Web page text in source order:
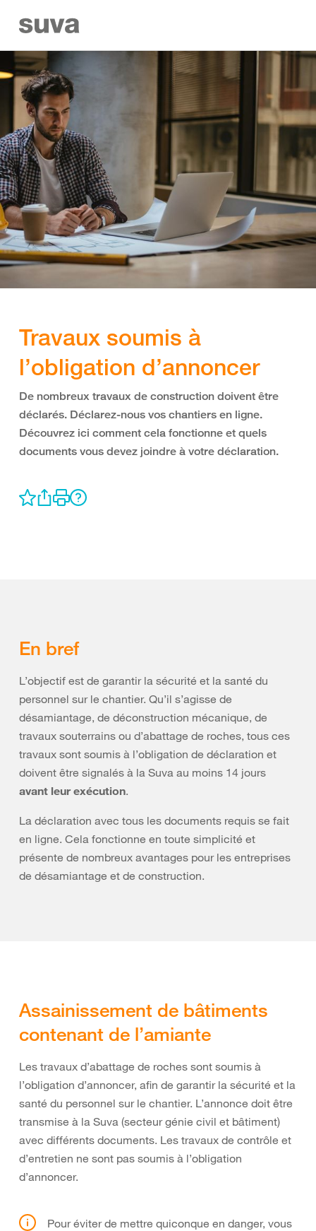
Travaux soumis à
l’obligation d’annoncer
De nombreux travaux de construction doivent être
déclarés. Déclarez-nous vos chantiers en ligne.
Découvrez ici comment cela fonctionne et quels
documents vous devez joindre à votre déclaration.
En bref
L’objectif est de garantir la sécurité et la santé du
personnel sur le chantier. Qu’il s’agisse de
désamiantage, de déconstruction mécanique, de
travaux souterrains ou d’abattage de roches, tous ces
travaux sont soumis à l’obligation de déclaration et
doivent être signalés à la Suva au moins 14 jours
avant leur exécution.
La déclaration avec tous les documents requis se fait
en ligne. Cela fonctionne en toute simplicité et
présente de nombreux avantages pour les entreprises
de désamiantage et de construction.
Assainissement de bâtiments
contenant de l’amiante
Les travaux d’abattage de roches sont soumis à
l’obligation d’annoncer, afin de garantir la sécurité et la
santé du personnel sur le chantier. L’annonce doit être
transmise à la Suva (secteur génie civil et bâtiment)
avec différents documents. Les travaux de contrôle et
d’entretien ne sont pas soumis à l’obligation
d’annoncer.
Pour éviter de mettre quiconque en danger, vous